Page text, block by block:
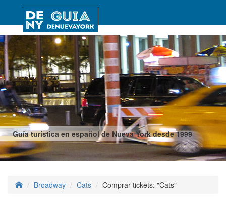
Guía turística en español de Nueva York desde 1999
Broadway Cats Comprar tickets: "Cats"